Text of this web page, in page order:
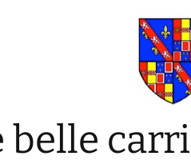
belle